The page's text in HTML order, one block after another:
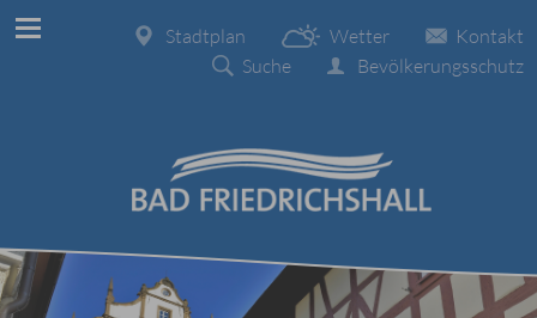
Kontakt
Wetter
Stadtplan
Bevölkerungsschutz
Suche